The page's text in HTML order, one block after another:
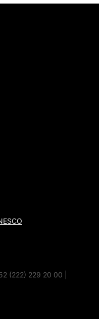
(222) 229 20 00 |